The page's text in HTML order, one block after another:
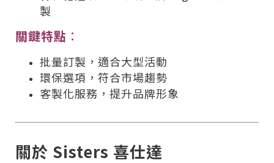
製
關鍵特點 ：
批量訂製，適合大型活動
環保選項，符合市場趨勢
客製化服務，提升品牌形象
關於 Sisters 喜仕達